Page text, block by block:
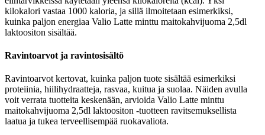
kilokalori vastaa 1000 kaloria, ja sillä ilmoitetaan esimerkiksi,
kuinka paljon energiaa Valio Latte minttu maitokahvijuoma 2,5dl
laktoositon sisältää.
Ravintoarvot ja ravintosisältö
Ravintoarvot kertovat, kuinka paljon tuote sisältää esimerkiksi
proteiinia, hiilihydraatteja, rasvaa, kuitua ja suolaa. Näiden avulla
voit verrata tuotteita keskenään, arvioida Valio Latte minttu
maitokahvijuoma 2,5dl laktoositon -tuotteen ravitsemuksellista
laatua ja tukea terveellisempää ruokavaliota.